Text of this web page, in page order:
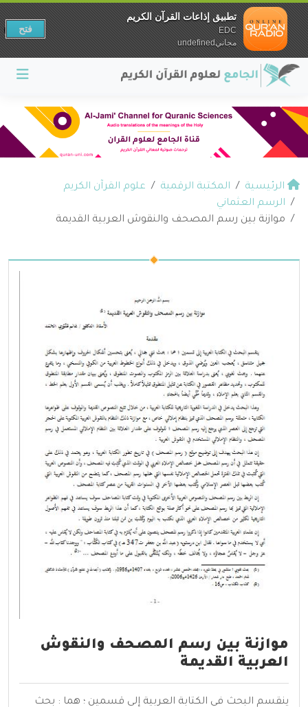
الرئيسية المكتبة الرقمية
علوم القرآن الكريم
الرسم العثماني
موازنة بين رسم المصحف والنقوش العربية القديمة
موازنة بين رسم المصحف والنقوش
العربية القديمة
ينقسم البحث في الكتابة العربية إلى قسمين ؛ هما : بحث
تطبيق إذاعات القرآن الكريم
EDC
مجانيundefined
فتح